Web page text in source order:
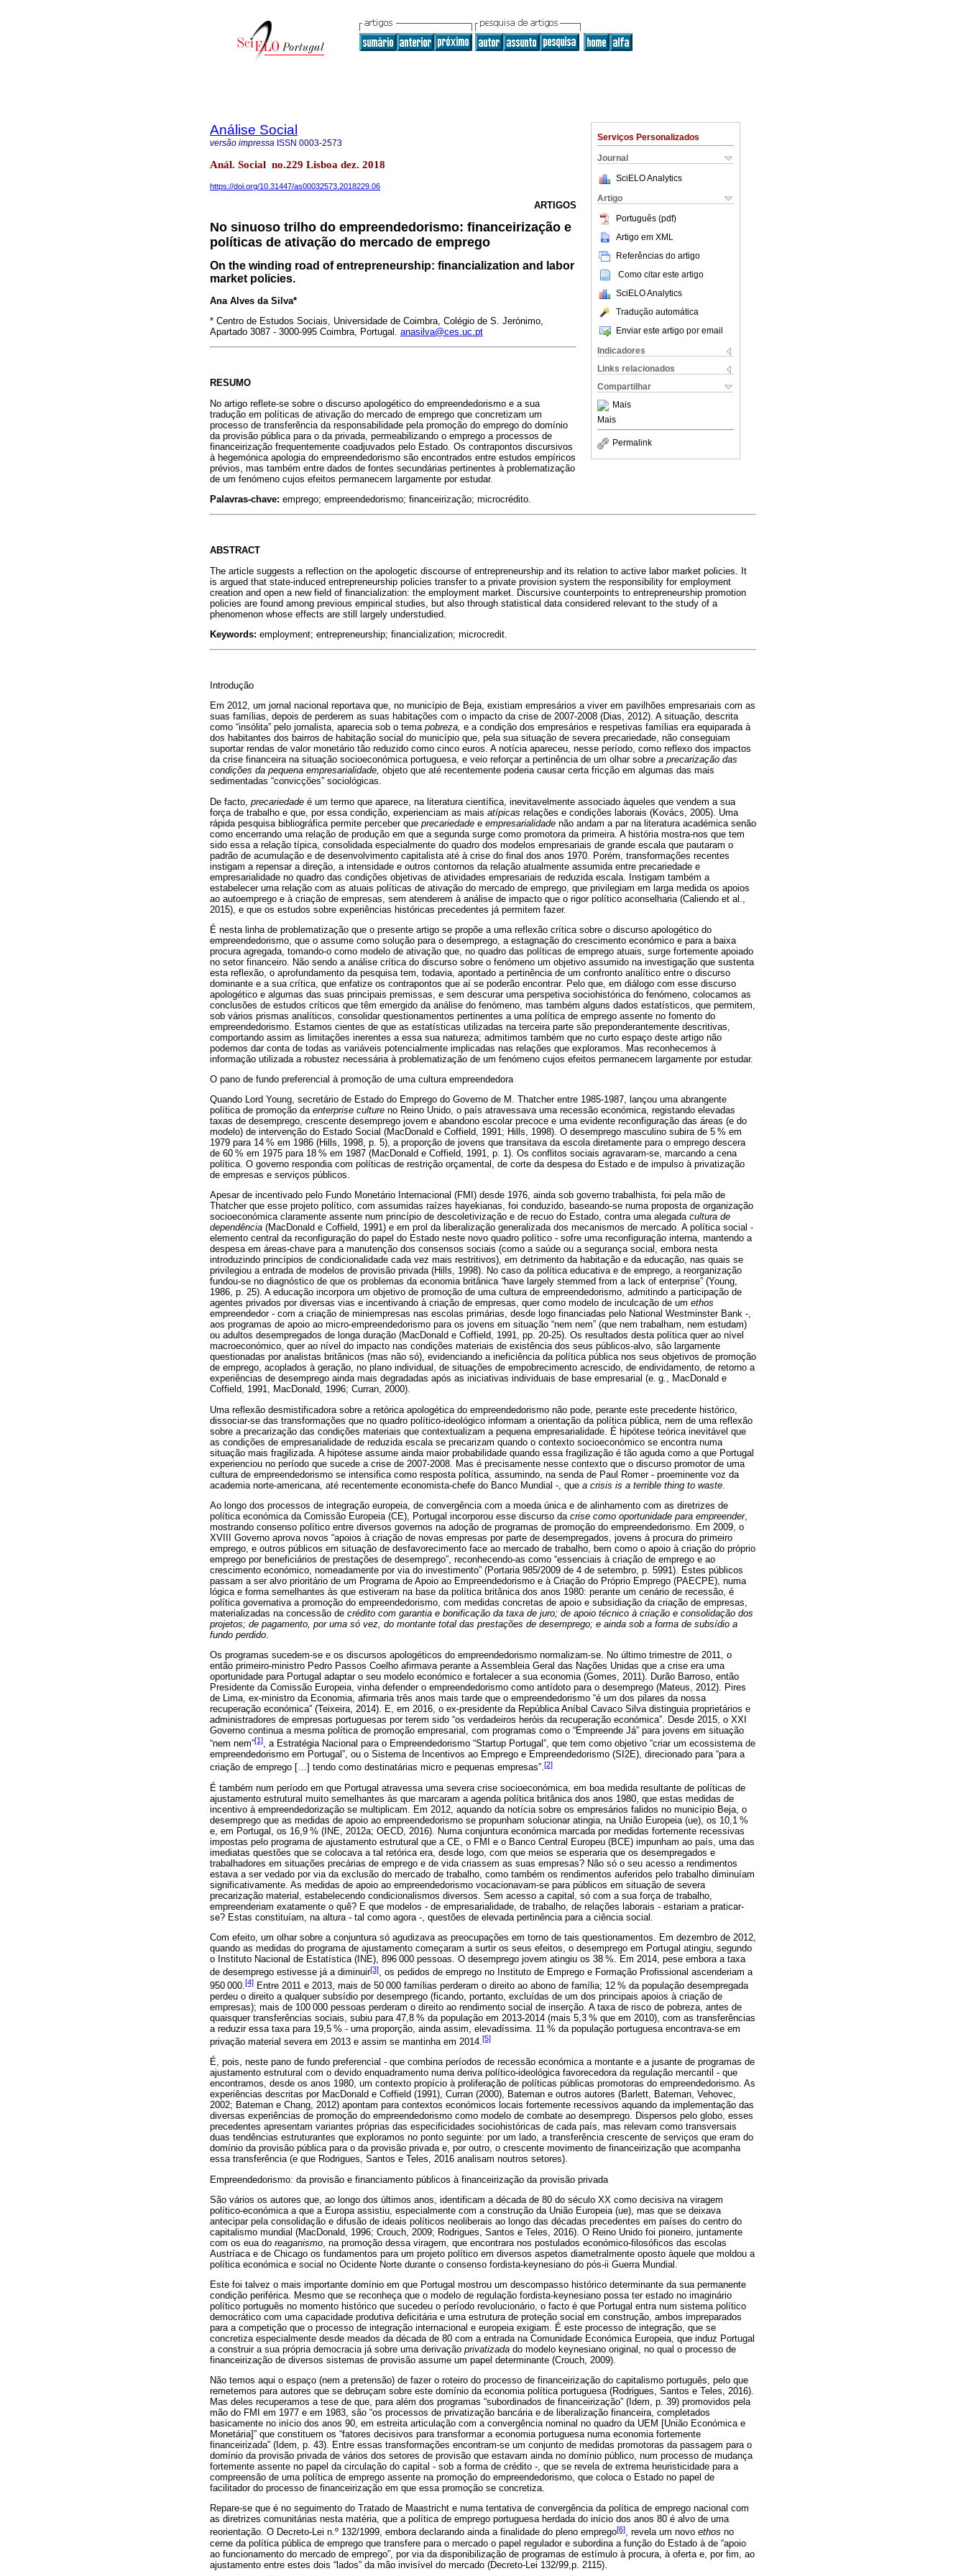
Serviços Personalizados
Journal
SciELO Analytics
Artigo
Português (pdf)
Artigo em XML
Referências do artigo
Como citar este artigo
SciELO Analytics
Tradução automática
Enviar este artigo por email
Indicadores
Links relacionados
Compartilhar
Mais
Mais
Permalink
Análise Social
versão impressa ISSN 0003-2573
Anál. Social no.229 Lisboa dez. 2018
https://doi.org/10.31447/as00032573.2018229.06
ARTIGOS
No sinuoso trilho do empreendedorismo: financeirização e
políticas de ativação do mercado de emprego
On the winding road of entrepreneurship: financialization and labor
market policies.
Ana Alves da Silva*
* Centro de Estudos Sociais, Universidade de Coimbra, Colégio de S. Jerónimo,
Apartado 3087 - 3000-995 Coimbra, Portugal. anasilva@ces.uc.pt
RESUMO
No artigo reflete-se sobre o discurso apologético do empreendedorismo e a sua
tradução em políticas de ativação do mercado de emprego que concretizam um
processo de transferência da responsabilidade pela promoção do emprego do domínio
da provisão pública para o da privada, permeabilizando o emprego a processos de
financeirização frequentemente coadjuvados pelo Estado. Os contrapontos discursivos
à hegemónica apologia do empreendedorismo são encontrados entre estudos empíricos
prévios, mas também entre dados de fontes secundárias pertinentes à problematização
de um fenómeno cujos efeitos permanecem largamente por estudar.
Palavras-chave: emprego; empreendedorismo; financeirização; microcrédito.
ABSTRACT
The article suggests a reflection on the apologetic discourse of entrepreneurship and its relation to active labor market policies. It
is argued that state-induced entrepreneurship policies transfer to a private provision system the responsibility for employment
creation and open a new field of financialization: the employment market. Discursive counterpoints to entrepreneurship promotion
policies are found among previous empirical studies, but also through statistical data considered relevant to the study of a
phenomenon whose effects are still largely understudied.
Keywords: employment; entrepreneurship; financialization; microcredit.
Introdução
Em 2012, um jornal nacional reportava que, no município de Beja, existiam empresários a viver em pavilhões empresariais com as
suas famílias, depois de perderem as suas habitações com o impacto da crise de 2007-2008 (Dias, 2012). A situação, descrita
como “insólita” pelo jornalista, aparecia sob o tema pobreza, e a condição dos empresários e respetivas famílias era equiparada à
dos habitantes dos bairros de habitação social do município que, pela sua situação de severa precariedade, não conseguiam
suportar rendas de valor monetário tão reduzido como cinco euros. A notícia apareceu, nesse período, como reflexo dos impactos
da crise financeira na situação socioeconómica portuguesa, e veio reforçar a pertinência de um olhar sobre a precarização das
condições da pequena empresarialidade, objeto que até recentemente poderia causar certa fricção em algumas das mais
sedimentadas “convicções” sociológicas.
De facto, precariedade é um termo que aparece, na literatura científica, inevitavelmente associado àqueles que vendem a sua
força de trabalho e que, por essa condição, experienciam as mais atípicas relações e condições laborais (Kovács, 2005). Uma
rápida pesquisa bibliográfica permite perceber que precariedade e empresarialidade não andam a par na literatura académica senão
como encerrando uma relação de produção em que a segunda surge como promotora da primeira. A história mostra-nos que tem
sido essa a relação típica, consolidada especialmente do quadro dos modelos empresariais de grande escala que pautaram o
padrão de acumulação e de desenvolvimento capitalista até à crise do final dos anos 1970. Porém, transformações recentes
instigam a repensar a direção, a intensidade e outros contornos da relação atualmente assumida entre precariedade e
empresarialidade no quadro das condições objetivas de atividades empresariais de reduzida escala. Instigam também a
estabelecer uma relação com as atuais políticas de ativação do mercado de emprego, que privilegiam em larga medida os apoios
ao autoemprego e à criação de empresas, sem atenderem à análise de impacto que o rigor político aconselharia (Caliendo et al.,
2015), e que os estudos sobre experiências históricas precedentes já permitem fazer.
É nesta linha de problematização que o presente artigo se propõe a uma reflexão crítica sobre o discurso apologético do
empreendedorismo, que o assume como solução para o desemprego, a estagnação do crescimento económico e para a baixa
procura agregada, tomando-o como modelo de ativação que, no quadro das políticas de emprego atuais, surge fortemente apoiado
no setor financeiro. Não sendo a análise crítica do discurso sobre o fenómeno um objetivo assumido na investigação que sustenta
esta reflexão, o aprofundamento da pesquisa tem, todavia, apontado a pertinência de um confronto analítico entre o discurso
dominante e a sua crítica, que enfatize os contrapontos que aí se poderão encontrar. Pelo que, em diálogo com esse discurso
apologético e algumas das suas principais premissas, e sem descurar uma perspetiva sociohistórica do fenómeno, colocamos as
conclusões de estudos críticos que têm emergido da análise do fenómeno, mas também alguns dados estatísticos, que permitem,
sob vários prismas analíticos, consolidar questionamentos pertinentes a uma política de emprego assente no fomento do
empreendedorismo. Estamos cientes de que as estatísticas utilizadas na terceira parte são preponderantemente descritivas,
comportando assim as limitações inerentes a essa sua natureza; admitimos também que no curto espaço deste artigo não
podemos dar conta de todas as variáveis potencialmente implicadas nas relações que exploramos. Mas reconhecemos à
informação utilizada a robustez necessária à problematização de um fenómeno cujos efeitos permanecem largamente por estudar.
O pano de fundo preferencial à promoção de uma cultura empreendedora
Quando Lord Young, secretário de Estado do Emprego do Governo de M. Thatcher entre 1985-1987, lançou uma abrangente
política de promoção da enterprise culture no Reino Unido, o país atravessava uma recessão económica, registando elevadas
taxas de desemprego, crescente desemprego jovem e abandono escolar precoce e uma evidente reconfiguração das áreas (e do
modelo) de intervenção do Estado Social (MacDonald e Coffield, 1991; Hills, 1998). O desemprego masculino subira de 5 % em
1979 para 14 % em 1986 (Hills, 1998, p. 5), a proporção de jovens que transitava da escola diretamente para o emprego descera
de 60 % em 1975 para 18 % em 1987 (MacDonald e Coffield, 1991, p. 1). Os conflitos sociais agravaram-se, marcando a cena
política. O governo respondia com políticas de restrição orçamental, de corte da despesa do Estado e de impulso à privatização
de empresas e serviços públicos.
Apesar de incentivado pelo Fundo Monetário Internacional (FMI) desde 1976, ainda sob governo trabalhista, foi pela mão de
Thatcher que esse projeto político, com assumidas raízes hayekianas, foi conduzido, baseando-se numa proposta de organização
socioeconómica claramente assente num princípio de descoletivização e de recuo do Estado, contra uma alegada cultura de
dependência (MacDonald e Coffield, 1991) e em prol da liberalização generalizada dos mecanismos de mercado. A política social -
elemento central da reconfiguração do papel do Estado neste novo quadro político - sofre uma reconfiguração interna, mantendo a
despesa em áreas-chave para a manutenção dos consensos sociais (como a saúde ou a segurança social, embora nesta
introduzindo princípios de condicionalidade cada vez mais restritivos), em detrimento da habitação e da educação, nas quais se
privilegiou a entrada de modelos de provisão privada (Hills, 1998). No caso da política educativa e de emprego, a reorganização
fundou-se no diagnóstico de que os problemas da economia britânica“have largely stemmed from a lack of enterprise” (Young,
1986, p. 25). A educação incorpora um objetivo de promoção de uma cultura de empreendedorismo, admitindo a participação de
agentes privados por diversas vias e incentivando à criação de empresas, quer como modelo de inculcação de um ethos
empreendedor - com a criação de miniempresas nas escolas primárias, desde logo financiadas pelo National Westminster Bank -,
aos programas de apoio ao micro-empreendedorismo para os jovens em situação “nem nem” (que nem trabalham, nem estudam)
ou adultos desempregados de longa duração (MacDonald e Coffield, 1991, pp. 20-25). Os resultados desta política quer ao nível
macroeconómico, quer ao nível do impacto nas condições materiais de existência dos seus públicos-alvo, são largamente
questionadas por analistas britânicos (mas não só), evidenciando a ineficiência da política pública nos seus objetivos de promoção
de emprego, acoplados à geração, no plano individual, de situações de empobrecimento acrescido, de endividamento, de retorno a
experiências de desemprego ainda mais degradadas após as iniciativas individuais de base empresarial (e. g., MacDonald e
Coffield, 1991, MacDonald, 1996; Curran, 2000).
Uma reflexão desmistificadora sobre a retórica apologética do empreendedorismo não pode, perante este precedente histórico,
dissociar-se das transformações que no quadro político-ideológico informam a orientação da política pública, nem de uma reflexão
sobre a precarização das condições materiais que contextualizam a pequena empresarialidade. É hipótese teórica inevitável que
as condições de empresarialidade de reduzida escala se precarizam quando o contexto socioeconómico se encontra numa
situação mais fragilizada. A hipótese assume ainda maior probabilidade quando essa fragilização é tão aguda como a que Portugal
experienciou no período que sucede a crise de 2007-2008. Mas é precisamente nesse contexto que o discurso promotor de uma
cultura de empreendedorismo se intensifica como resposta política, assumindo, na senda de Paul Romer - proeminente voz da
academia norte-americana, até recentemente economista-chefe do Banco Mundial -, que a crisis is a terrible thing to waste
Ao longo dos processos de integração europeia, de convergência com a moeda única e de alinhamento com as diretrizes de
política económica da Comissão Europeia (CE), Portugal incorporou esse discurso da crise como oportunidade para empreender,
mostrando consenso político entre diversos governos na adoção de programas de promoção do empreendedorismo. Em 2009, o
XVIII Governo aprova novos “apoios à criação de novas empresas por parte de desempregados, jovens à procura do primeiro
emprego, e outros públicos em situação de desfavorecimento face ao mercado de trabalho, bem como o apoio à criação do próprio
emprego por beneficiários de prestações de desemprego”, reconhecendo-as como “essenciais à criação de emprego e ao
crescimento económico, nomeadamente por via do investimento” (Portaria 985/2009 de 4 de setembro, p. 5991). Estes públicos
passam a ser alvo prioritário de um Programa de Apoio ao Empreendedorismo e à Criação do Próprio Emprego (PAECPE), numa
lógica e forma semelhantes às que estiveram na base da política britânica dos anos 1980: perante um cenário de recessão, é
política governativa a promoção do empreendedorismo, com medidas concretas de apoio e subsidiação da criação de empresas,
materializadas na concessão de crédito com garantia e bonificação da taxa de juro; de apoio técnico à criação e consolidação dos
projetos; de pagamento, por uma só vez, do montante total das prestações de desemprego; e ainda sob a forma de subsídio a
fundo perdido
Os programas sucedem-se e os discursos apologéticos do empreendedorismo normalizam-se. No último trimestre de 2011, o
então primeiro-ministro Pedro Passos Coelho afirmava perante a Assembleia Geral das Nações Unidas que a crise era uma
oportunidade para Portugal adaptar o seu modelo económico e fortalecer a sua economia (Gomes, 2011). Durão Barroso, então
Presidente da Comissão Europeia, vinha defender o empreendedorismo como antídoto para o desemprego (Mateus, 2012). Pires
de Lima, ex-ministro da Economia, afirmaria três anos mais tarde que o empreendedorismo “é um dos pilares da nossa
recuperação económica” (Teixeira, 2014). E, em 2016, o ex-presidente da República Aníbal Cavaco Silva distinguia proprietários e
administradores de empresas portuguesas por terem sido “os verdadeiros heróis da recuperação económica”. Desde 2015, o XXI
Governo continua a mesma política de promoção empresarial, com programas como o “Empreende Já” para jovens em situação
“nem nem”[1], a Estratégia Nacional para o Empreendedorismo “Startup Portugal”, que tem como objetivo “criar um ecossistema de
empreendedorismo em Portugal”, ou o Sistema de Incentivos ao Emprego e Empreendedorismo (SI2E), direcionado para “para a
criação de emprego […] tendo como destinatárias micro e pequenas empresas”.[2]
É também num período em que Portugal atravessa uma severa crise socioeconómica, em boa medida resultante de políticas de
ajustamento estrutural muito semelhantes às que marcaram a agenda política britânica dos anos 1980, que estas medidas de
incentivo à empreendedorização se multiplicam. Em 2012, aquando da notícia sobre os empresários falidos no município Beja, o
desemprego que as medidas de apoio ao empreendedorismo se propunham solucionar atingia, na União Europeia (ue), os 10,1 %
e, em Portugal, os 16,9 % (INE, 2012a; OECD, 2016). Numa conjuntura económica marcada por medidas fortemente recessivas
impostas pelo programa de ajustamento estrutural que a CE, o FMI e o Banco Central Europeu (BCE) impunham ao país, uma das
imediatas questões que se colocava a tal retórica era, desde logo, com que meios se esperaria que os desempregados e
trabalhadores em situações precárias de emprego e de vida criassem as suas empresas? Não só o seu acesso a rendimentos
estava a ser vedado por via da exclusão do mercado de trabalho, como também os rendimentos auferidos pelo trabalho diminuíam
significativamente. As medidas de apoio ao empreendedorismo vocacionavam-se para públicos em situação de severa
precarização material, estabelecendo condicionalismos diversos. Sem acesso a capital, só com a sua força de trabalho,
empreenderiam exatamente o quê? E que modelos - de empresarialidade, de trabalho, de relações laborais - estariam a praticar-
se? Estas constituíam, na altura - tal como agora -, questões de elevada pertinência para a ciência social.
Com efeito, um olhar sobre a conjuntura só agudizava as preocupações em torno de tais questionamentos. Em dezembro de 2012,
quando as medidas do programa de ajustamento começaram a surtir os seus efeitos, o desemprego em Portugal atingiu, segundo
o Instituto Nacional de Estatística (INE), 896 000 pessoas. O desemprego jovem atingiu os 38 %. Em 2014, pese embora a taxa
de desemprego estivesse já a diminuir[3], os pedidos de emprego no Instituto de Emprego e Formação Profissional ascenderiam a
950 000. [4] Entre 2011 e 2013, mais de 50 000 famílias perderam o direito ao abono de família; 12 % da população desempregada
perdeu o direito a qualquer subsídio por desemprego (ficando, portanto, excluídas de um dos principais apoios à criação de
empresas); mais de 100 000 pessoas perderam o direito ao rendimento social de inserção. A taxa de risco de pobreza, antes de
quaisquer transferências sociais, subiu para 47,8 % da população em 2013-2014 (mais 5,3 % que em 2010), com as transferências
a reduzir essa taxa para 19,5 % - uma proporção, ainda assim, elevadíssima. 11 % da população portuguesa encontrava-se em
privação material severa em 2013 e assim se mantinha em 2014.[5]
É, pois, neste pano de fundo preferencial - que combina períodos de recessão económica a montante e a jusante de programas de
ajustamento estrutural com o devido enquadramento numa deriva político-ideológica favorecedora da regulação mercantil - que
encontramos, desde os anos 1980, um contexto propício à proliferação de políticas públicas promotoras do empreendedorismo. As
experiências descritas por MacDonald e Coffield (1991), Curran (2000), Bateman e outros autores (Barlett, Bateman, Vehovec,
2002; Bateman e Chang, 2012) apontam para contextos económicos locais fortemente recessivos aquando da implementação das
diversas experiências de promoção do empreendedorismo como modelo de combate ao desemprego. Dispersos pelo globo, esses
precedentes apresentam variantes próprias das especificidades sociohistóricas de cada país, mas relevam como transversais
duas tendências estruturantes que exploramos no ponto seguinte: por um lado, a transferência crescente de serviços que eram do
domínio da provisão pública para o da provisão privada e, por outro, o crescente movimento de financeirização que acompanha
essa transferência (e que Rodrigues, Santos e Teles, 2016 analisam noutros setores).
Empreendedorismo: da provisão e financiamento públicos à financeirização da provisão privada
São vários os autores que, ao longo dos últimos anos, identificam a década de 80 do século XX como decisiva na viragem
político-económica a que a Europa assistiu, especialmente com a construção da União Europeia (ue), mas que se deixava
antecipar pela consolidação e difusão de ideais políticos neoliberais ao longo das décadas precedentes em países do centro do
capitalismo mundial (MacDonald, 1996; Crouch, 2009; Rodrigues, Santos e Teles, 2016). O Reino Unido foi pioneiro, juntamente
com os eua do reaganismo , na promoção dessa viragem, que encontrara nos postulados económico-filosóficos das escolas
Austríaca e de Chicago os fundamentos para um projeto político em diversos aspetos diametralmente oposto àquele que moldou a
política económica e social no Ocidente Norte durante o consenso fordista-keynesiano do pós-ii Guerra Mundial.
Este foi talvez o mais importante domínio em que Portugal mostrou um descompasso histórico determinante da sua permanente
condição periférica. Mesmo que se reconheça que o modelo de regulação fordista-keynesiano possa ter estado no imaginário
político português no momento histórico que sucedeu o período revolucionário, o facto é que Portugal entra num sistema político
democrático com uma capacidade produtiva deficitária e uma estrutura de proteção social em construção, ambos impreparados
para a competição que o processo de integração internacional e europeia exigiam. É este processo de integração, que se
concretiza especialmente desde meados da década de 80 com a entrada na Comunidade Económica Europeia, que induz Portugal
a construir a sua própria democracia já sobre uma derivação privatizada do modelo keynesiano original, no qual o processo de
financeirização de diversos sistemas de provisão assume um papel determinante (Crouch, 2009).
Não temos aqui o espaço (nem a pretensão) de fazer o roteiro do processo de financeirização do capitalismo português, pelo que
remetemos para autores que se debruçam sobre este domínio da economia política portuguesa (Rodrigues, Santos e Teles, 2016).
Mas deles recuperamos a tese de que, para além dos programas “subordinados de financeirização” (Idem, p. 39) promovidos pela
mão do FMI em 1977 e em 1983, são “os processos de privatização bancária e de liberalização financeira, completados
basicamente no início dos anos 90, em estreita articulação com a convergência nominal no quadro da UEM [União Económica e
Monetária]” que constituem os “fatores decisivos para transformar a economia portuguesa numa economia fortemente
financeirizada” (Idem, p. 43). Entre essas transformações encontram-se um conjunto de medidas promotoras da passagem para o
domínio da provisão privada de vários dos setores de provisão que estavam ainda no domínio público, num processo de mudança
fortemente assente no papel da circulação do capital - sob a forma de crédito -, que se revela de extrema heuristicidade para a
compreensão de uma política de emprego assente na promoção do empreendedorismo, que coloca o Estado no papel de
facilitador do processo de financeirização em que essa promoção se concretiza.
Repare-se que é no seguimento do Tratado de Maastricht e numa tentativa de convergência da política de emprego nacional com
as diretrizes comunitárias nesta matéria, que a política de emprego portuguesa herdada do início dos anos 80 é alvo de uma
reorientação. O Decreto-Lei n.º 132/1999, embora declarando ainda a finalidade do pleno emprego[6], revela um novo ethos no
cerne da política pública de emprego que transfere para o mercado o papel regulador e subordina a função do Estado à de “apoio
ao funcionamento do mercado de emprego”, por via da disponibilização de programas de estímulo à procura, à oferta e, por fim, ao
ajustamento entre estes dois “lados” da mão invisível do mercado (Decreto-Lei 132/99,p. 2115).